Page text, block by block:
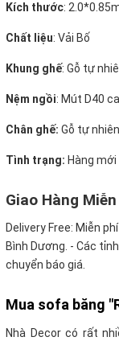
Kích thước:
Chất liệu: Vải Bố
Khung ghế: Gỗ tự
Nệm ngồi: Mút D40
Chân ghế: Gỗ tự nhiên
Tình trạng: Hàng mới
Giao Hàng
Delivery Free: Miễn
Bình Dương. - Các
chuyển báo giá.
Mua sofa băng
Nhà Decor có rất